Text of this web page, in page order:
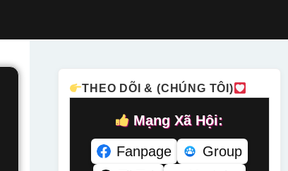
THEO DÕI & (CHÚNG TÔI)
Mạng Xã Hội:
Fanpage
Group